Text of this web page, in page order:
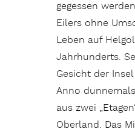
gegessen
Eilers ohne
Leben auf
Jahrhunderts.
Gesicht der
Anno
aus zwei
Oberland. Das